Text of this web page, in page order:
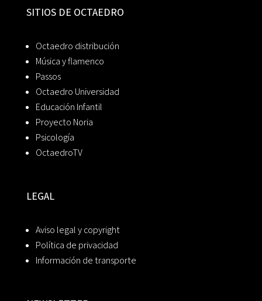
SITIOS DE OCTAEDRO
Octaedro distribución
Música y flamenco
Passos
Octaedro Universidad
Educación Infantil
Proyecto Noria
Psicología
OctaedroTV
LEGAL
Aviso legal y copyright
Política de privacidad
Información de transporte